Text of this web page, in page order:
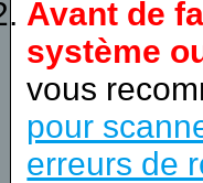
Avant de
système
vous
pour
erreurs de